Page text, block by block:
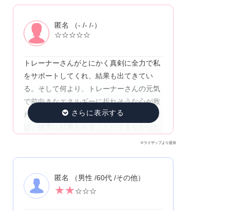
匿名 （- /- /-）
☆☆☆☆☆
トレーナーさんがとにかく真剣に全力で私
をサポートしてくれ、結果も出てきてい
る。そして何より、トレーナーさんの元気
で前向きなエネルギーに折れそうな心が救
われて、頑張り続けられている！いなけれ
※ライザップより提供
匿名 （男性 /60代 /その他）
★★☆☆☆